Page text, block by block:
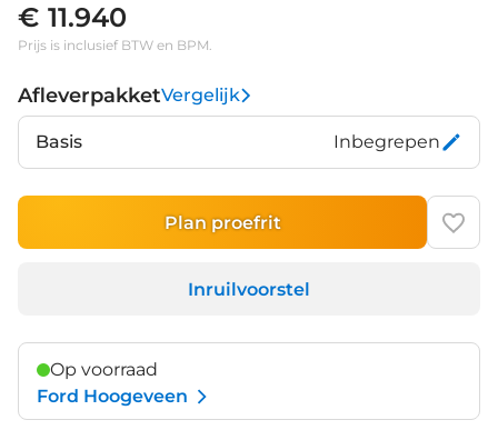
€ 11.940
Prijs is inclusief BTW en BPM.
AfleverpakketVergelijk
Basis Inbegrepen
Plan proefrit
Inruilvoorstel
Op voorraad
Ford Hoogeveen